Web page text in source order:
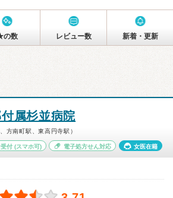
数 レビュー数 新着・更新
属杉並病院
方南町駅、東高円寺駅）
付(スマホ可) 電子処方せん対応 女医在籍